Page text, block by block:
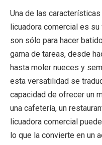
Una de las
licuadora comercial es
son sólo para hacer
gama de tareas, desde
hasta moler nueces y
esta versatilidad se
capacidad de ofrecer un
una cafetería, un
licuadora comercial
lo que la convierte en un